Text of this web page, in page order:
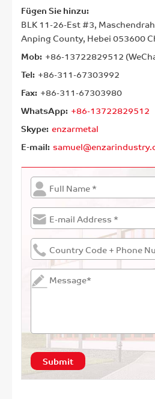
Fügen Sie hinzu:
BLK 11-26-Est #3,
Anping County, Hebei 053600
Mob: +86-13722829512
Tel: +86-311-67303992
Fax: +86-311-67303980
WhatsApp: +86-13722829512
Skype: enzarmetal
E-mail:
Submit